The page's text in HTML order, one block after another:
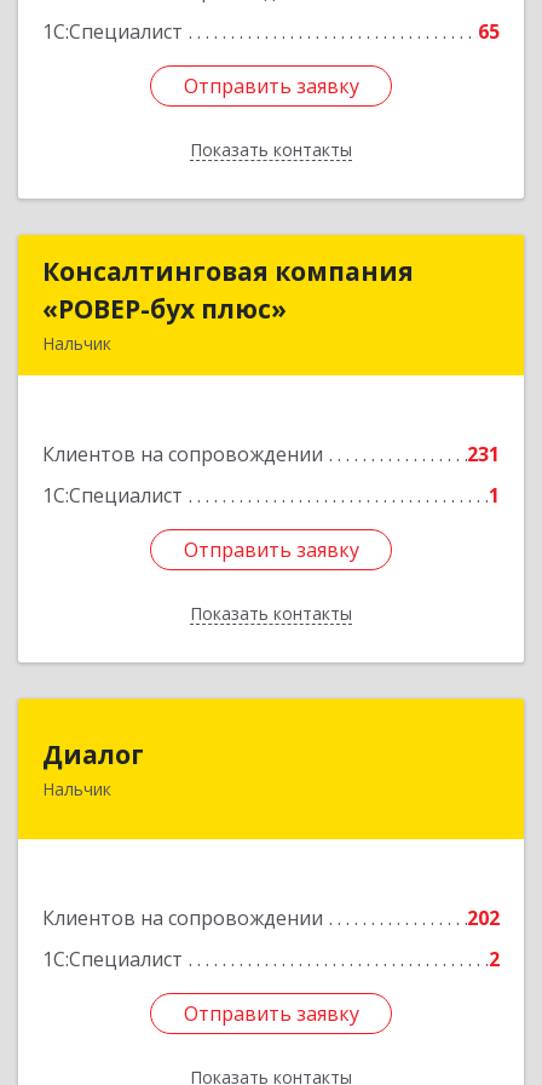
1С:Специалист
65
Отправить заявку
Показать контакты
Отправить заявку
Назад
Консалтинговая компания
«РОВЕР-бух плюс»
Нальчик
Клиентов на сопровождении
231
1С:Специалист
1
Отправить заявку
Показать контакты
Консалтинговая компания
«РОВЕР-бух плюс»
Подробнее
Отправить заявку
Назад
Диалог
Нальчик
Клиентов на сопровождении
202
1С:Специалист
2
Отправить заявку
Показать контакты
360016, Кабардино-Балкарская Респ, Нальчик г,
Отправить заявку
Назад